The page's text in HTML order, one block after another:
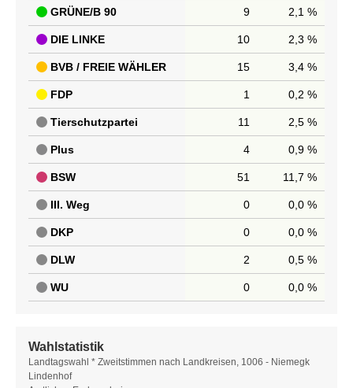
GRÜNE/B 90 9 2,1 %
DIE LINKE 10 2,3 %
BVB / FREIE WÄHLER 15 3,4 %
FDP 1 0,2 %
Tierschutzpartei 11 2,5 %
Plus 4 0,9 %
BSW 51 11,7 %
III. Weg 0 0,0 %
DKP 0 0,0 %
DLW 2 0,5 %
WU 0 0,0 %
Wahlstatistik
Wahlstatistik
Landtagswahl * Zweitstimmen nach Landkreisen, 1006 - Niemegk
Lindenhof